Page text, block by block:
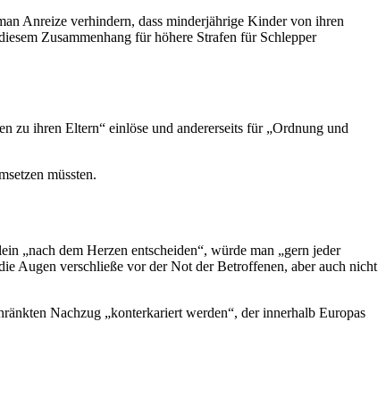
Anreize verhindern, dass minderjährige Kinder von ihren
Zusammenhang für höhere Strafen für Schlepper
zu ihren Eltern“ einlöse und andererseits für „Ordnung und
müssten.
„nach dem Herzen entscheiden“, würde man „gern jeder
Augen verschließe vor der Not der Betroffenen, aber auch nicht
Nachzug „konterkariert werden“, der innerhalb Europas